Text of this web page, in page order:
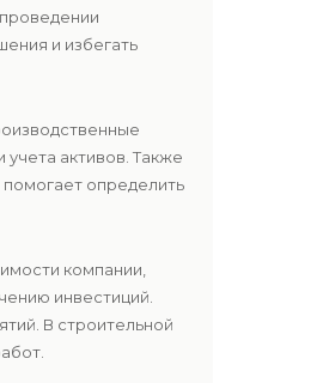
и избегать
активов. Также
помогает определить
компании,
инвестиций.
В строительной